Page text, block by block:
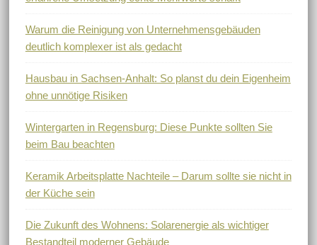
Warum die Reinigung von Unternehmensgebäuden
deutlich komplexer ist als gedacht
Hausbau in Sachsen-Anhalt: So planst du dein Eigenheim
ohne unnötige Risiken
Wintergarten in Regensburg: Diese Punkte sollten Sie
beim Bau beachten
Keramik Arbeitsplatte Nachteile – Darum sollte sie nicht in
der Küche sein
Die Zukunft des Wohnens: Solarenergie als wichtiger
Bestandteil moderner Gebäude